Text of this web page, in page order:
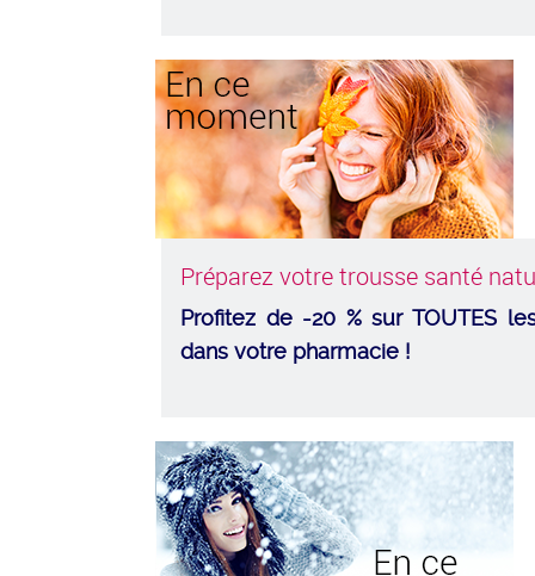
Préparez votre trousse santé
Profitez de -20 % sur TOUTES
dans votre pharmacie !